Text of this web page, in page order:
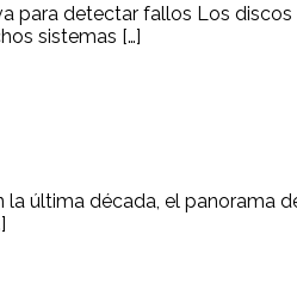
para detectar fallos Los
sistemas […]
la última década, el